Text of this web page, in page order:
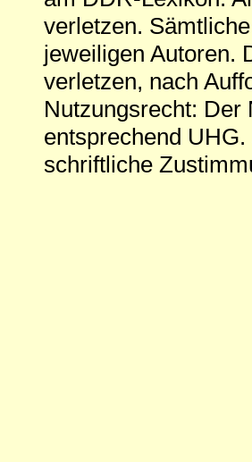
verletzen.
jeweiligen Autoren.
verletzen, nach
Nutzungsrecht: Der
entsprechend
schriftliche